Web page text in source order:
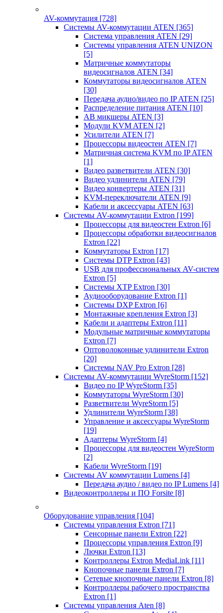
AV-коммутация [728]
Системы AV-коммутации ATEN [365]
Система управления ATEN [29]
Системы управления ATEN UNIZON
[5]
Матричные коммутаторы
видеосигналов ATEN [34]
Коммутаторы видеосигналов ATEN
[30]
Передача аудио/видео по IP ATEN [25]
Распределение питания ATEN [10]
АВ микшеры ATEN [3]
Модули KVM ATEN [2]
Усилители ATEN [7]
Процессоры видеостен ATEN [7]
Матричная система KVM по IP ATEN
[1]
Видео разветвители ATEN [30]
Видео удлинители ATEN [79]
Видео конвертеры ATEN [31]
KVM-переключатели ATEN [9]
Кабели и аксессуары ATEN [63]
Системы AV-коммутации Extron [199]
Процессоры для видеостен Extron [6]
Процессоры обработки видеосигналов
Extron [22]
Коммутаторы Extron [17]
Системы DTP Extron [43]
USB для профессиональных AV-систем
Extron [5]
Системы XTP Extron [30]
Аудиооборудование Extron [1]
Системы DXP Extron [6]
Монтажные крепления Extron [3]
Кабели и адаптеры Extron [11]
Модульные матричные коммутаторы
Extron [7]
Оптоволоконные удлинители Extron
[20]
Системы NAV Pro Extron [28]
Системы AV-коммутации WyreStorm [152]
Видео по IP WyreStorm [35]
Коммутаторы WyreStorm [30]
Разветвители WyreStorm [5]
Удлинители WyreStorm [38]
Управление и аксессуары WyreStorm
[19]
Адаптеры WyreStorm [4]
Процессоры для видеостен WyreStorm
[2]
Кабели WyreStorm [19]
Системы AV коммутации Lumens [4]
Передача аудио / видео по IP Lumens [4]
Видеоконтроллеры и ПО Forsite [8]
Оборудование управления [104]
Системы управления Extron [71]
Сенсорные панели Extron [22]
Процессоры управления Extron [9]
Лючки Extron [13]
Контроллеры Extron MediaLink [11]
Кнопочные панели Extron [7]
Сетевые кнопочные панели Extron [8]
Контроллеры рабочего пространства
Extron [1]
Системы управления Aten [8]